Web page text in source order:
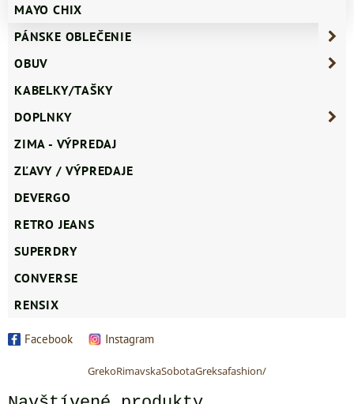
MAYO CHIX
PÁNSKE OBLEČENIE
OBUV
KABELKY/TAŠKY
DOPLNKY
ZIMA - VÝPREDAJ
ZĽAVY / VÝPREDAJE
DEVERGO
RETRO JEANS
SUPERDRY
CONVERSE
RENSIX
Facebook Instagram
GrekoRimavskaSobotaGreksafashion/